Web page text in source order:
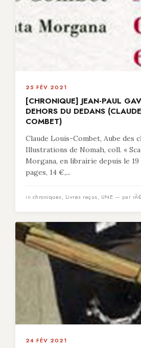
25 FÉV 2021
[CHRONIQUE] JEAN-PAUL
DEHORS DU DEDANS
COMBET)
Claude Louis-Combet, Aube des
Illustrations de Nomah, coll. «
Morgana, en librairie depuis le 19
pages, 14 €,...
in chroniques, Livres reçus, UNE — par
24 FÉV 2021